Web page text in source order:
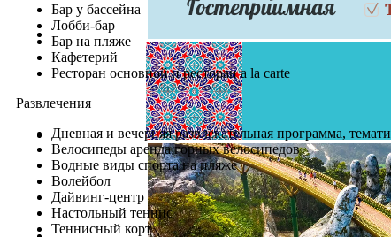
Бар у бассейна
Лобби-бар
Бар на пляже
Кафетерий
Ресторан основной и ресторан a la carte
Развлечения
Дневная и вечерняя развлекательная программа,
Велосипеды аренда горных велосипедов
Водные виды спорта на пляже
Волейбол
Дайвинг-центр
Настольный теннис
Теннисный корт